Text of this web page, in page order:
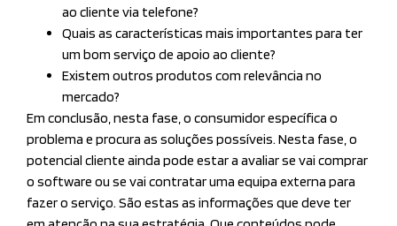
ao cliente via telefone?
Quais as características mais importantes para ter
um bom serviço de apoio ao cliente?
Existem outros produtos com relevância no
mercado?
Em conclusão, nesta fase, o consumidor específica o
problema e procura as soluções possíveis. Nesta fase, o
potencial cliente ainda pode estar a avaliar se vai comprar
o software ou se vai contratar uma equipa externa para
fazer o serviço. São estas as informações que deve ter